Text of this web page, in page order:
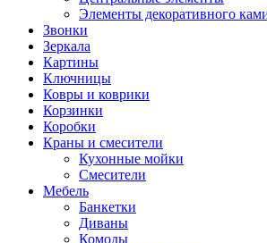
Элементы декоративного
Звонки
Зеркала
Картины
Ключницы
Ковры и коврики
Корзинки
Коробки
Краны и смесители
Кухонные мойки
Смесители
Мебель
Банкетки
Диваны
Комоды